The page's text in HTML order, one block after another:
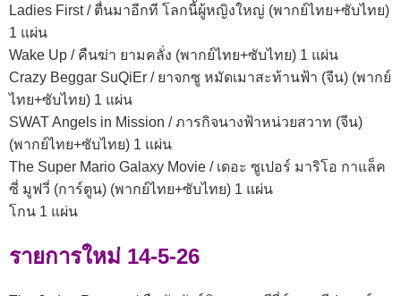
Ladies First / ตื่นมาอีกที โลกนี้ผู้หญิงใหญ่ (พากย์ไทย+ซับไทย)
1 แผ่น
Wake Up / คืนฆ่า ยามคลั่ง (พากย์ไทย+ซับไทย) 1 แผ่น
Crazy Beggar SuQiEr / ยาจกซู หมัดเมาสะท้านฟ้า (จีน) (พากย์
ไทย+ซับไทย) 1 แผ่น
SWAT Angels in Mission / ภารกิจนางฟ้าหน่วยสวาท (จีน)
(พากย์ไทย+ซับไทย) 1 แผ่น
The Super Mario Galaxy Movie / เดอะ ซูเปอร์ มาริโอ กาแล็ค
ซี่ มูฟวี่ (การ์ตูน) (พากย์ไทย+ซับไทย) 1 แผ่น
โกน 1 แผ่น
รายการใหม่ 14-5-26